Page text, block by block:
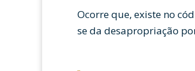
Ocorre que, existe no
se da desapropriação